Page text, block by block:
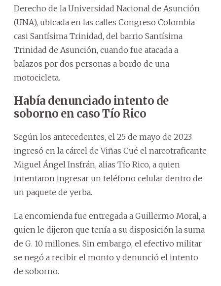
Derecho de la Universidad Nacional de Asunción
(UNA), ubicada en las calles Congreso Colombia
casi Santísima Trinidad, del barrio Santísima
Trinidad de Asunción, cuando fue atacada a
balazos por dos personas a bordo de una
motocicleta.
Había denunciado intento de
soborno en caso Tío Rico
Según los antecedentes, el 25 de mayo de 2023
ingresó en la cárcel de Viñas Cué el narcotraficante
Miguel Ángel Insfrán, alias Tío Rico, a quien
intentaron ingresar un teléfono celular dentro de
un paquete de yerba.
La encomienda fue entregada a Guillermo Moral, a
quien le dijeron que tenía a su disposición la suma
de G. 10 millones. Sin embargo, el efectivo militar
se negó a recibir el monto y denunció el intento
de soborno.